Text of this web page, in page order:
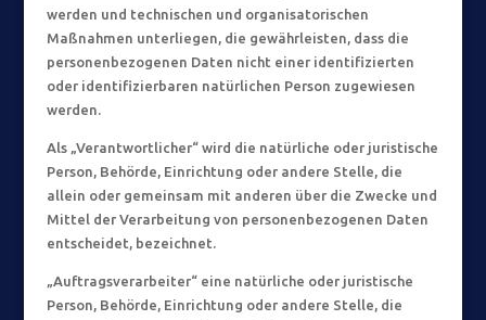
werden und technischen und organisatorischen
Maßnahmen unterliegen, die gewährleisten, dass die
personenbezogenen Daten nicht einer identifizierten
oder identifizierbaren natürlichen Person zugewiesen
werden.
Als „Verantwortlicher“ wird die natürliche oder juristische
Person, Behörde, Einrichtung oder andere Stelle, die
allein oder gemeinsam mit anderen über die Zwecke und
Mittel der Verarbeitung von personenbezogenen Daten
entscheidet, bezeichnet.
„Auftragsverarbeiter“ eine natürliche oder juristische
Person, Behörde, Einrichtung oder andere Stelle, die